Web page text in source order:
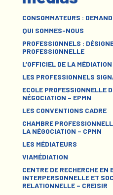
CONSOMMATEURS :
QUI SOMMES-NOUS
PROFESSIONNELS :
PROFESSIONNELLE
L’OFFICIEL DE LA MÉDIATION
LES PROFESSIONNELS
ECOLE PROFESSIONNELLE
NÉGOCIATION – EPMN
LES CONVENTIONS CADRE
CHAMBRE
LA NÉGOCIATION – CPMN
LES MÉDIATEURS
VIAMÉDIATION
CENTRE DE RECHERCHE EN
INTERPERSONNELLE ET
RELATIONNELLE – CREISIR